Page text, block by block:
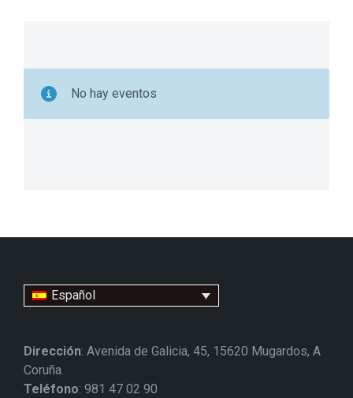
No hay eventos
Español
Dirección: Avenida de Galicia, 45, 15620 Mugardos, A
Coruña.
Teléfono: 981 47 02 90